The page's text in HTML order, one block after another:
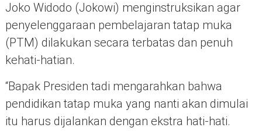
Joko Widodo (Jokowi) menginstruksikan agar
penyelenggaraan pembelajaran tatap muka
(PTM) dilakukan secara terbatas dan penuh
kehati-hatian.
“Bapak Presiden tadi mengarahkan bahwa
pendidikan tatap muka yang nanti akan dimulai
itu harus dijalankan dengan ekstra hati-hati.